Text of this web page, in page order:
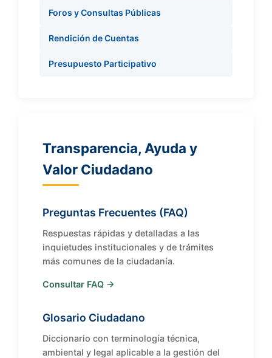
Foros y Consultas Públicas
Rendición de Cuentas
Presupuesto Participativo
Transparencia, Ayuda y
Valor Ciudadano
Preguntas Frecuentes (FAQ)
Respuestas rápidas y detalladas a las
inquietudes institucionales y de trámites
más comunes de la ciudadanía.
Consultar FAQ →
Glosario Ciudadano
Diccionario con terminología técnica,
ambiental y legal aplicable a la gestión del